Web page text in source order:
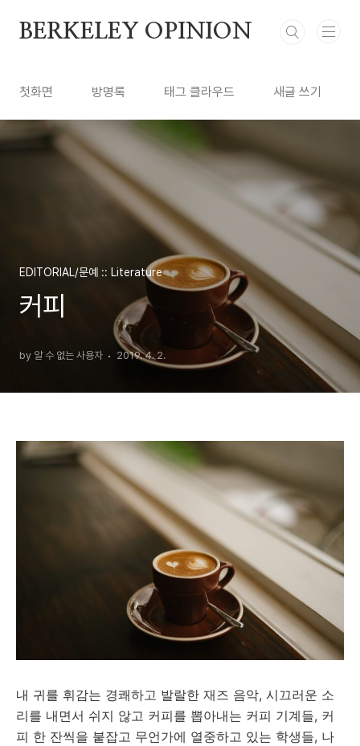
BERKELEY OPINION
첫화면 방명록 태그 클라우드 새글 쓰기
EDITORIAL/문예 :: Literature
커피
by 알 수 없는 사용자 2019. 4. 2.
내 귀를 휘감는 경쾌하고 발랄한 재즈 음악, 시끄러운 소
리를 내면서 쉬지 않고 커피를 뽑아내는 커피 기계들, 커
피 한 잔씩을 붙잡고 무언가에 열중하고 있는 학생들, 나